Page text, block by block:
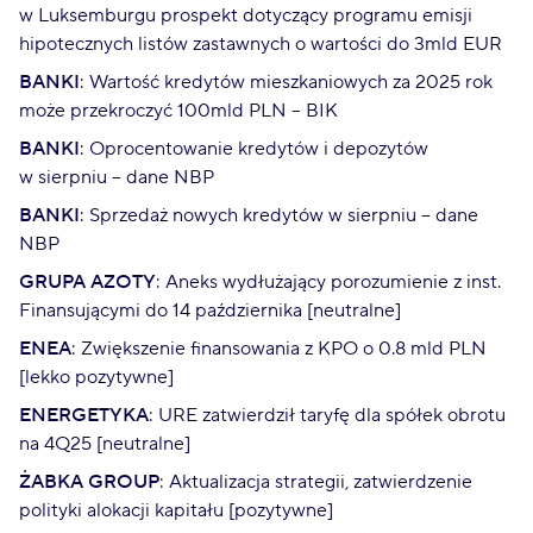
w Luksemburgu prospekt dotyczący programu emisji
hipotecznych listów zastawnych o wartości do 3mld EUR
BANKI: Wartość kredytów mieszkaniowych za 2025 rok
może przekroczyć 100mld PLN – BIK
BANKI: Oprocentowanie kredytów i depozytów
w sierpniu – dane NBP
BANKI: Sprzedaż nowych kredytów w sierpniu – dane
NBP
GRUPA AZOTY: Aneks wydłużający porozumienie z inst.
Finansującymi do 14 października [neutralne]
ENEA: Zwiększenie finansowania z KPO o 0.8 mld PLN
[lekko pozytywne]
ENERGETYKA: URE zatwierdził taryfę dla spółek obrotu
na 4Q25 [neutralne]
ŻABKA GROUP: Aktualizacja strategii, zatwierdzenie
polityki alokacji kapitału [pozytywne]